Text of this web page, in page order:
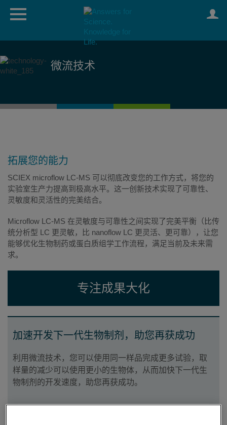
微流技术
拓展您的能力
SCIEX microflow LC-MS 可以彻底改变您的工作方式，将您的
实验室生产力提高到极高水平。这一创新技术实现了可靠性、
灵敏度和灵活性的完美结合。
Microflow LC-MS 在灵敏度与可靠性之间实现了完美平衡（比传
统分析型 LC 更灵敏，比 nanoflow LC 更灵活、更可靠），让您
能够优化生物制药或蛋白质组学工作流程，满足当前及未来需
求。
专注成果大化
加速开发下一代生物制剂，助您再获成功
利用微流技术，您可以使用同一样品完成更多试验，取
样量的减少可以使用更小的生物体，从而加快下一代生
物制剂的开发速度，助您再获成功。